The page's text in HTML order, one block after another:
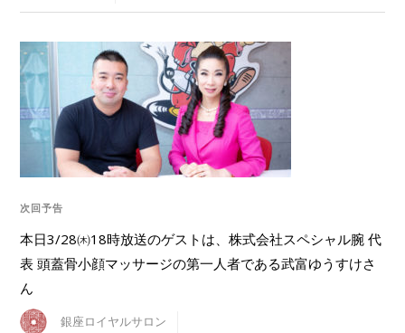
次回予告
本日3/28㈭18時放送のゲストは、株式会社スペシャル腕 代
表 頭蓋骨小顔マッサージの第一人者である武富ゆうすけさ
ん
銀座ロイヤルサロン